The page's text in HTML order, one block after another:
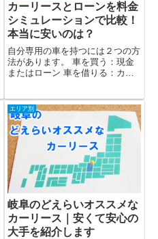
カーリースとローンを料金
シミュレーションで比較！
本当に安いのは？
自分専用の車を持つには２つの方
法があります。 車を買う：現金
またはローン 車を借りる：カー
しょうか？「車は購入派」の方で
も気になりますよね。そこで両者
を料金シミュレーションして必
要...
エリア別
岐阜のどえらいオススメな
カーリース｜安くて安心の
大手を紹介します